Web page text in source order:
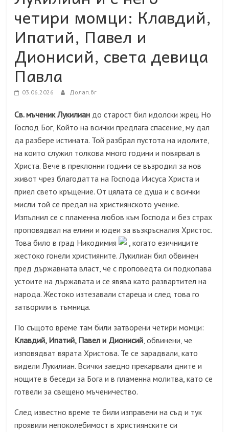
четири момци: Клавдий,
Ипатий, Павел и
Дионисий, света девица
Павла
03.06.2026 Долап.бг
Св. мъченик Лукилиан до старост бил идолски жрец. Но
Господ Бог, Който на всички предлага спасение, му дал
да разбере истината. Той разбрал пустота на идолите,
на които служил толкова много години и повярвал в
Христа. Вече в преклонни години се възродил за нов
живот чрез благодатта на Господа Иисуса Христа и
приел свето кръщение. От цялата се душа и с всички
мисли той се предал на християнското учение.
Изпълнил се с пламенна любов към Господа и без страх
проповядвал на елини и юдеи за възкръсналия Христос.
Това било в град Никодимия
, когато езичниците
жестоко гонели християните. Лукилиан бил обвинен
пред държавната власт, че с проповедта си подкопава
устоите на държавата и се явява като развартител на
народа. Жестоко изтезавали стареца и след това го
затворили в тъмница.
По същото време там били затворени четири момци:
Клавдий, Ипатий, Павел и Дионисий, обвинени, че
изповядват вярата Христова. Те се зарадвали, като
видели Лукилиан. Всички заедно прекарвали дните и
нощите в беседи за Бога и в пламенна молитва, като се
готвели за свещено мъченичество.
След известно време те били изправени на съд и тук
проявили непоколебимост в християнските си